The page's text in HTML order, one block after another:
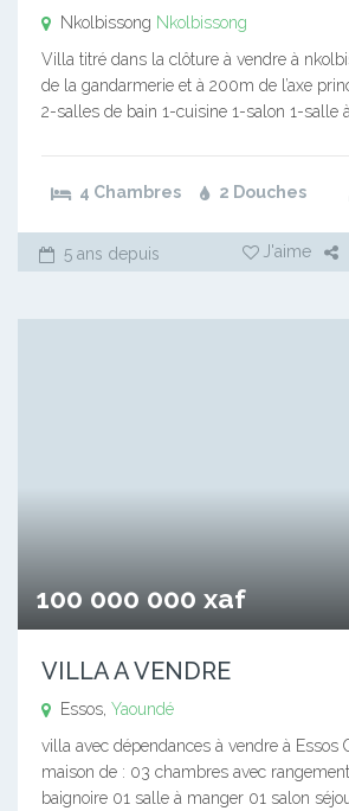
Nkolbissong Nkolbissong
Villa titré dans la clôture à vendre à
de la gandarmerie et à 200m de l’axe
2-salles de bain 1-cuisine 1-salon 1-salle
4 Chambres 2 Douches
5 ans depuis J'aime
100 000 000 xaf
VILLA A VENDRE
Essos, Yaoundé
villa avec dépendances à vendre à Essos
maison de : 03 chambres avec
baignoire 01 salle à manger 01 salon